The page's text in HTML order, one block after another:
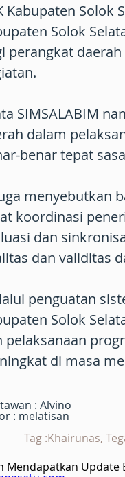
Kabupaten Solok
Solok
perangkat
SIMSALABIM
dalam
benar tepat
menyebutkan
koordinasi
dan
dan validitas
penguatan
Solok
pelaksanaan
di masa
: Alvino
: melatisan
Tag :Khairunas,
Mendapatkan Update